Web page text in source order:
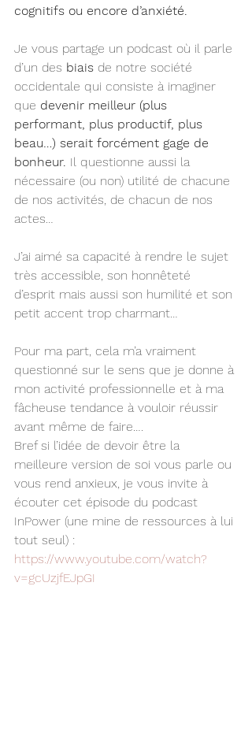
cognitifs ou encore d’anxiété.
Je vous partage un podcast où il parle
d’un des biais de notre société
occidentale qui consiste à imaginer
que devenir meilleur (plus
performant, plus productif, plus
beau…) serait forcément gage de
bonheur. Il questionne aussi la
nécessaire (ou non) utilité de chacune
de nos activités, de chacun de nos
actes…
J’ai aimé sa capacité à rendre le sujet
très accessible, son honnêteté
d’esprit mais aussi son humilité et son
petit accent trop charmant…
Pour ma part, cela m’a vraiment
questionné sur le sens que je donne à
mon activité professionnelle et à ma
fâcheuse tendance à vouloir réussir
avant même de faire….
Bref si l’idée de devoir être la
meilleure version de soi vous parle ou
vous rend anxieux, je vous invite à
écouter cet épisode du podcast
InPower (une mine de ressources à lui
tout seul) :
https://www.youtube.com/watch?
v=gcUzjfEJpGI